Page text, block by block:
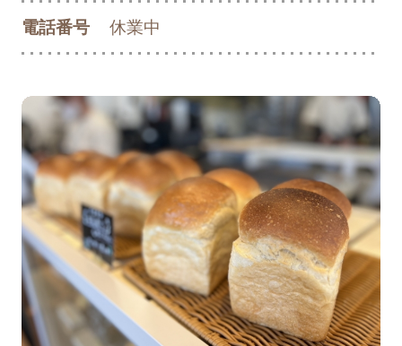
日変更のお知らせ
2025/01/22 リリース
「HIROKIYA Bread＆Coffee」グランドオ
ープンのお知らせ
2025/01/09 お知らせ
開成山公園内テナントの営業時間等の変更
電話番号 休業中